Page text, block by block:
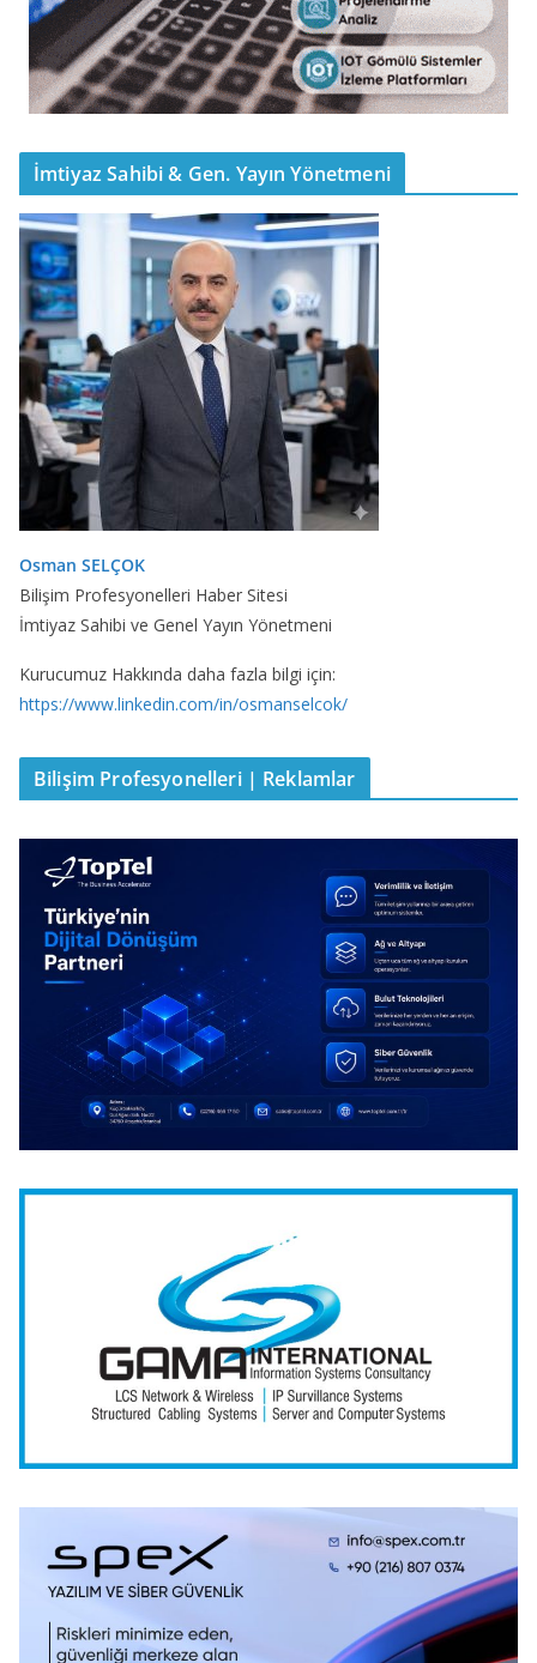
İmtiyaz Sahibi & Gen. Yayın Yönetmeni
Osman SELÇOK
Bilişim Profesyonelleri Haber Sitesi
İmtiyaz Sahibi ve Genel Yayın Yönetmeni
Kurucumuz Hakkında daha fazla bilgi için:
https://www.linkedin.com/in/osmanselcok/
Bilişim Profesyonelleri | Reklamlar